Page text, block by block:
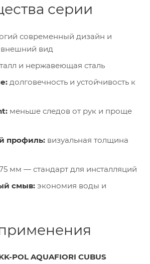
серии
современный дизайн и
вид
и нержавеющая сталь
долговечность и устойчивость к
меньше следов от рук и проще
профиль: визуальная толщина
мм — стандарт для инсталляций
смыв: экономия воды и
POL AQUAFIORI CUBUS